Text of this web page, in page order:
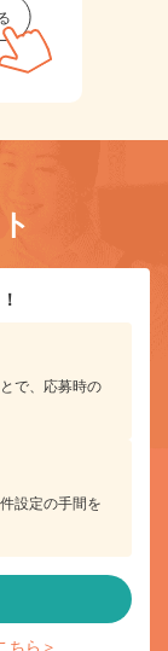
で、応募時の
設定の手間を
ちら＞